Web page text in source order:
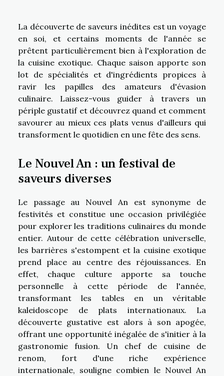
La découverte de saveurs inédites est un voyage
en soi, et certains moments de l'année se
prêtent particulièrement bien à l'exploration de
la cuisine exotique. Chaque saison apporte son
lot de spécialités et d'ingrédients propices à
ravir les papilles des amateurs d'évasion
culinaire. Laissez-vous guider à travers un
périple gustatif et découvrez quand et comment
savourer au mieux ces plats venus d'ailleurs qui
transforment le quotidien en une fête des sens.
Le Nouvel An : un festival de
saveurs diverses
Le passage au Nouvel An est synonyme de
festivités et constitue une occasion privilégiée
pour explorer les traditions culinaires du monde
entier. Autour de cette célébration universelle,
les barrières s'estompent et la cuisine exotique
prend place au centre des réjouissances. En
effet, chaque culture apporte sa touche
personnelle à cette période de l'année,
transformant les tables en un véritable
kaleidoscope de plats internationaux. La
découverte gustative est alors à son apogée,
offrant une opportunité inégalée de s'initier à la
gastronomie fusion. Un chef de cuisine de
renom, fort d'une riche expérience
internationale, souligne combien le Nouvel An